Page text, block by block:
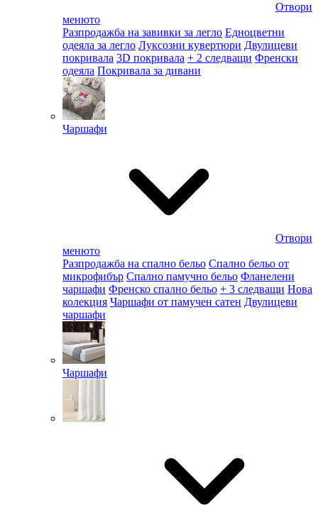
Отвори
менюто
Разпродажба на завивки за легло Едноцветни
одеяла за легло Луксозни кувертюри Двулицеви
покривала 3D покривала + 2 следващи Френски
одеяла Покривала за дивани
Чаршафи
Отвори
менюто
Разпродажба на спално бельо Спално бельо от
микрофибър Спално памучно бельо Фланелени
чаршафи Френско спално бельо + 3 следващи Нова
колекция Чаршафи от памучен сатен Двулицеви
чаршафи
Чаршафи